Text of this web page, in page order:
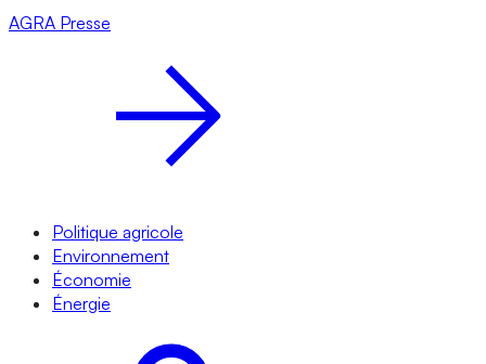
AGRA Presse
Politique agricole
Environnement
Économie
Énergie